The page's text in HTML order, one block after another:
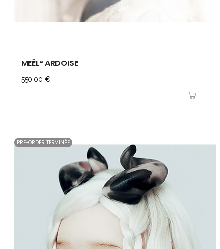
MEËL² ARDOISE
Prix
550,00 €
PRE-ORDER TERMINÉE